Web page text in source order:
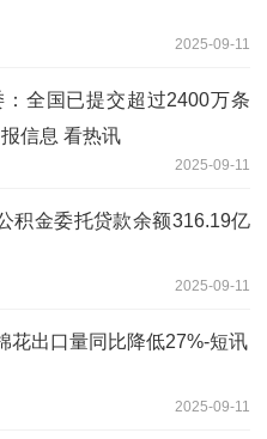
2025-09-11
：全国已提交超过2400万条
信息 看热讯
2025-09-11
积金委托贷款余额316.19亿
2025-09-11
花出口量同比降低27%-短讯
2025-09-11